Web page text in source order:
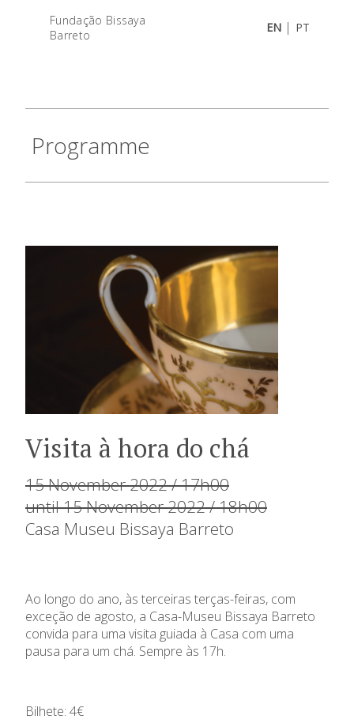
Fundação Bissaya
Barreto
EN | PT
Programme
Visita à hora do chá
15 November 2022 / 17h00
until 15 November 2022 / 18h00
Casa Museu Bissaya Barreto
Ao longo do ano, às terceiras terças-feiras, com
exceção de agosto, a Casa-Museu Bissaya Barreto
convida para uma visita guiada à Casa com uma
pausa para um chá. Sempre às 17h.
Bilhete: 4€